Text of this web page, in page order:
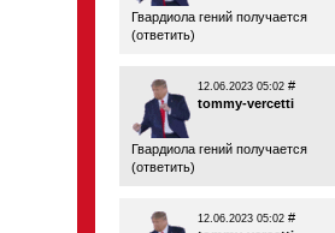
Гвардиола гений получается
(ответить)
12.06.2023 05:02 #
tommy-vercetti
Гвардиола гений получается
(ответить)
12.06.2023 05:02 #